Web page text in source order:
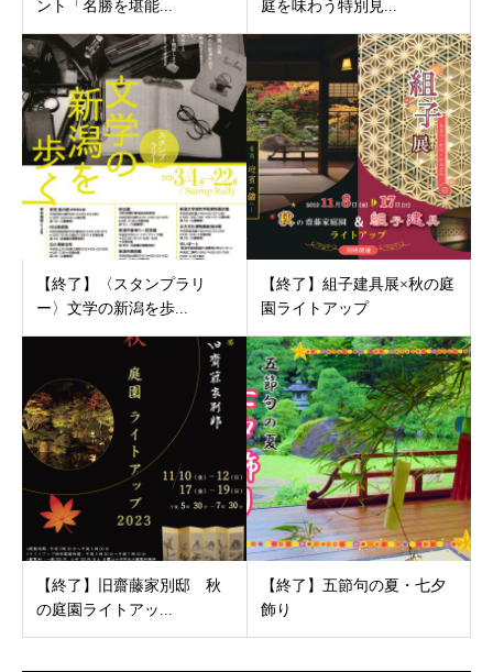
ント「名勝を堪能...
庭を味わう特別見...
【終了】〈スタンプラリ
ー〉文学の新潟を歩...
【終了】組子建具展×秋の庭
園ライトアップ
【終了】旧齋藤家別邸 秋
の庭園ライトアッ...
【終了】五節句の夏・七夕
飾り